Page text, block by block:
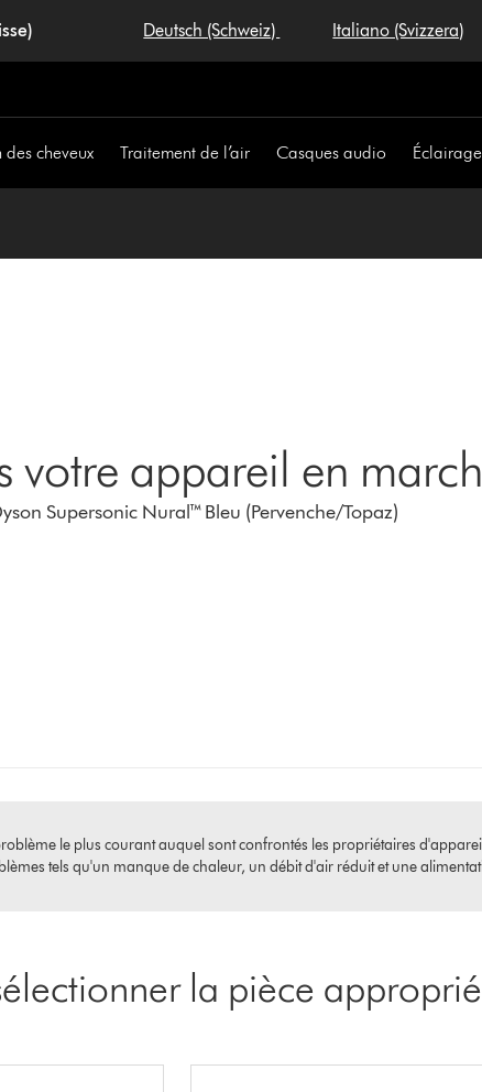
Deutsch (Schweiz) Italiano (Svizzera)
des cheveux Traitement de l’air Casques audio Éclairage
votre appareil en
Supersonic Nural™ Bleu (Pervenche/Topaz)
le plus courant auquel sont confrontés les propriétaires
tels qu'un manque de chaleur, un débit d'air réduit et une
la pièce